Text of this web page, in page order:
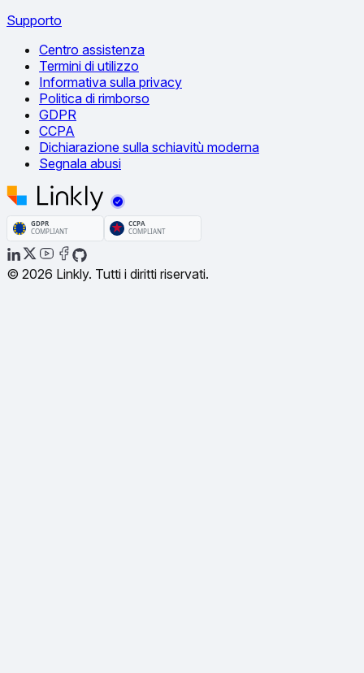
Supporto
Centro assistenza
Termini di utilizzo
Informativa sulla privacy
Politica di rimborso
GDPR
CCPA
Dichiarazione sulla schiavitù moderna
Segnala abusi
© 2026 Linkly. Tutti i diritti riservati.